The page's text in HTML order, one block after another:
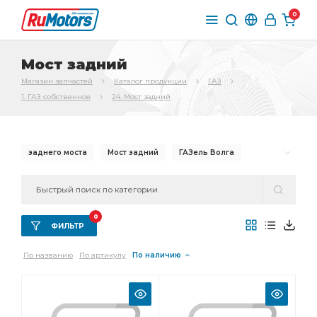
0
Мост задний
Магазин запчастей Каталог продукции
ГАЗ
1. ГАЗ собственное
24. Мост задний
заднего моста Мост задний ГАЗель Волга
заднего моста толщина
регулировочное заднего моста толщина
регулировочное заднего
Кольцо регулировочное заднего моста
Кольцо регулировочное заднего Редуктор заднего
ФИЛЬТР
0
По названию По артикулу По наличию